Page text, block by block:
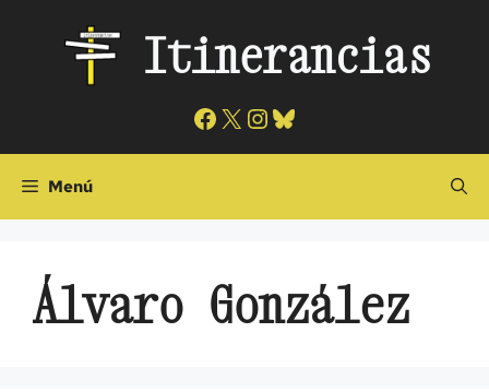
contenido
Itinerancias
Facebook
X Instagram
Bluesky
Menú
Álvaro González